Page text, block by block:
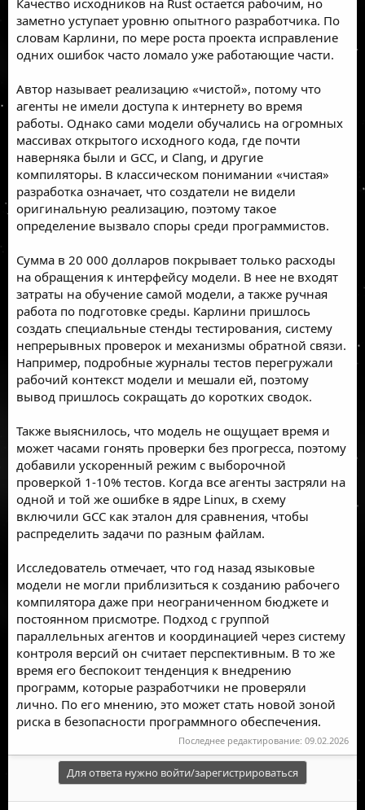
заметно уступает уровню опытного разработчика. По
словам Карлини, по мере роста проекта исправление
одних ошибок часто ломало уже работающие части.
Автор называет реализацию «чистой», потому что
агенты не имели доступа к интернету во время
работы. Однако сами модели обучались на огромных
массивах открытого исходного кода, где почти
наверняка были и GCC, и Clang, и другие
компиляторы. В классическом понимании «чистая»
разработка означает, что создатели не видели
оригинальную реализацию, поэтому такое
определение вызвало споры среди программистов.
Сумма в 20 000 долларов покрывает только расходы
на обращения к интерфейсу модели. В нее не входят
затраты на обучение самой модели, а также ручная
работа по подготовке среды. Карлини пришлось
создать специальные стенды тестирования, систему
непрерывных проверок и механизмы обратной связи.
Например, подробные журналы тестов перегружали
рабочий контекст модели и мешали ей, поэтому
вывод пришлось сокращать до коротких сводок.
Также выяснилось, что модель не ощущает время и
может часами гонять проверки без прогресса, поэтому
добавили ускоренный режим с выборочной
проверкой 1-10% тестов. Когда все агенты застряли на
одной и той же ошибке в ядре Linux, в схему
включили GCC как эталон для сравнения, чтобы
распределить задачи по разным файлам.
Исследователь отмечает, что год назад языковые
модели не могли приблизиться к созданию рабочего
компилятора даже при неограниченном бюджете и
постоянном присмотре. Подход с группой
параллельных агентов и координацией через систему
контроля версий он считает перспективным. В то же
время его беспокоит тенденция к внедрению
программ, которые разработчики не проверяли
лично. По его мнению, это может стать новой зоной
риска в безопасности программного обеспечения.
Последнее редактирование: 09.02.2026
Для ответа нужно войти/зарегистрироваться